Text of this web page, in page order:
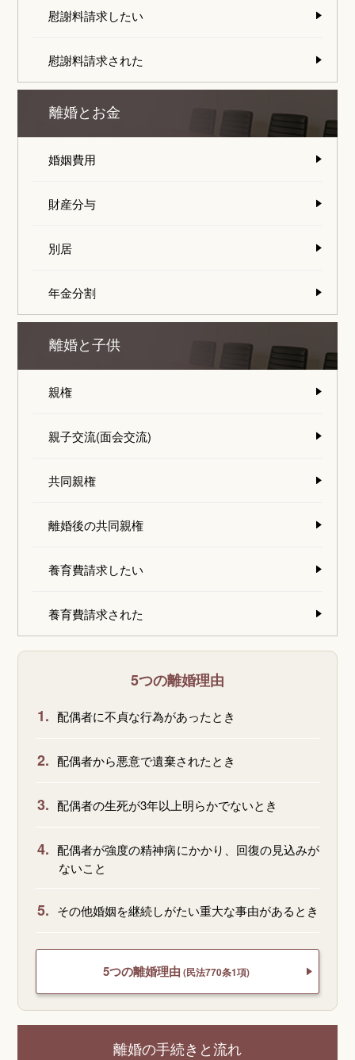
慰謝料請求したい
慰謝料請求された
離婚とお金
婚姻費用
財産分与
別居
年金分割
離婚と子供
親権
親子交流(面会交流)
共同親権
離婚後の共同親権
養育費請求したい
養育費請求された
5つの離婚理由
1. 配偶者に不貞な行為があったとき
2. 配偶者から悪意で遺棄されたとき
3. 配偶者の生死が3年以上明らかでないとき
4. 配偶者が強度の精神病にかかり、回復の見込みが
ないこと
5. その他婚姻を継続しがたい重大な事由があるとき
5つの離婚理由 (民法770条1項)
離婚の手続きと流れ